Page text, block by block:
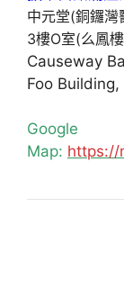
中元堂(銅鑼
3樓O室(么鳳
Causeway
Foo
Google
Map: https://